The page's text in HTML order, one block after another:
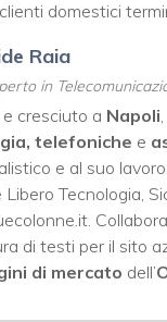
domestici
Raia
in
cresciuto a Napoli
telefoniche e
e al suo
Libero Tecnologia
.
di testi per il sito
di mercato dell’